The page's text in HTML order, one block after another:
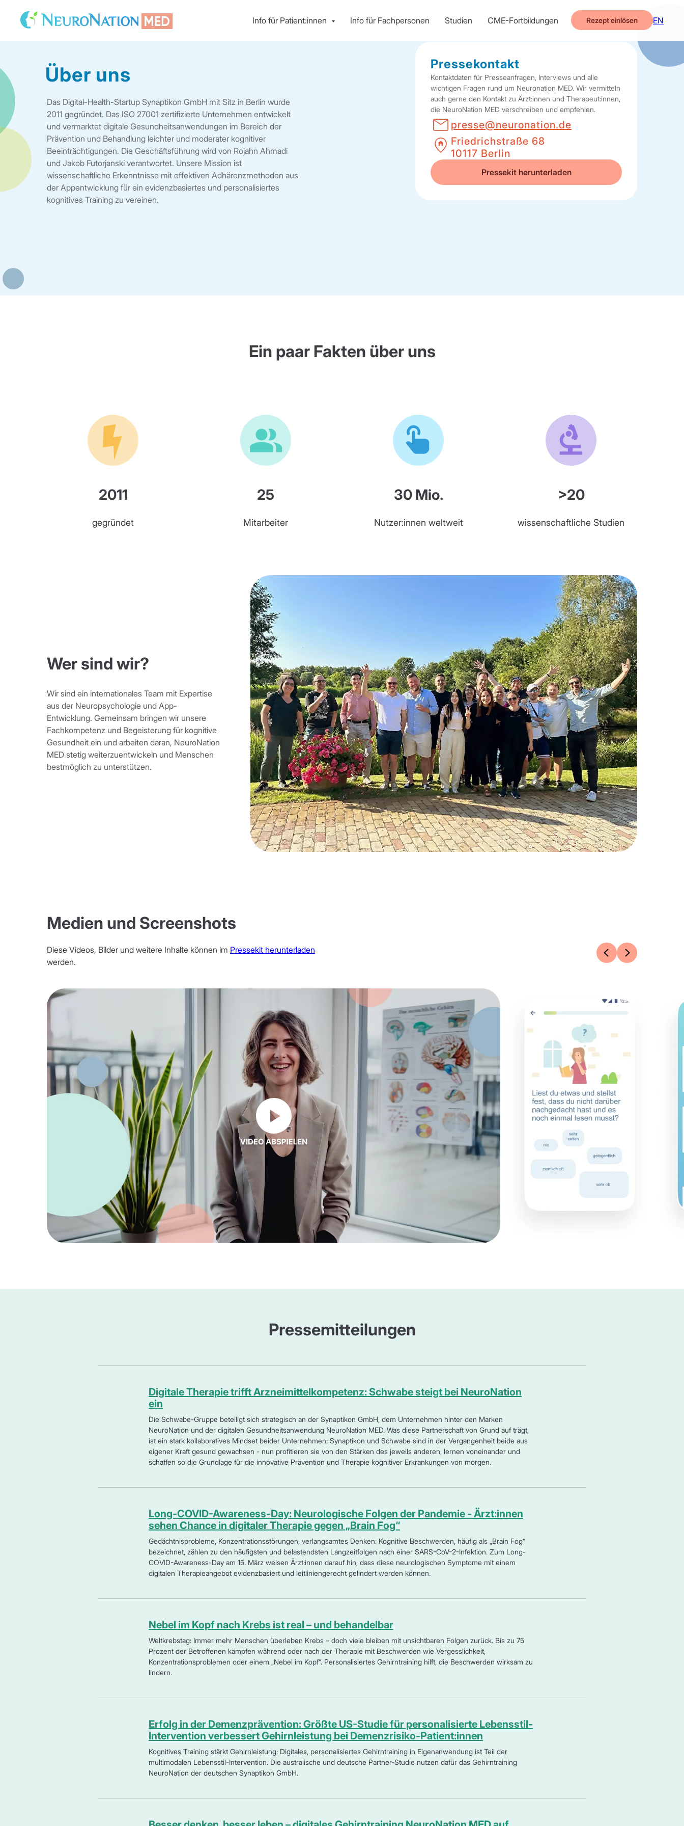
Info für Patient:innen Info für Fachpersonen Studien CME-Fortbildungen Rezept einlösen EN
Das Digital-Health-Startup Synaptikon GmbH mit Sitz in Berlin wurde
2011 gegründet. Das ISO 27001 zertifizierte Unternehmen entwickelt
und vermarktet digitale Gesundheitsanwendungen im Bereich der
Prävention und Behandlung leichter und moderater kognitiver
Beeinträchtigungen. Die Geschäftsführung wird von Rojahn Ahmadi
und Jakob Futorjanski verantwortet. Unsere Mission ist
wissenschaftliche Erkenntnisse mit effektiven Adhärenzmethoden aus
der Appentwicklung für ein evidenzbasiertes und personalisiertes
kognitives Training zu vereinen.
Über uns Pressekontakt
Kontaktdaten für Presseanfragen, Interviews und alle
wichtigen Fragen rund um Neuronation MED. Wir vermitteln
auch gerne den Kontakt zu Ärzt:innen und Therapeut:innen,
die NeuroNation MED verschreiben und empfehlen.
presse@neuronation.de
Friedrichstraße 68
10117 Berlin
Pressekit herunterladen
Ein paar Fakten über uns
2011
gegründet
25
Mitarbeiter
30 Mio.
Nutzer:innen weltweit
>20
wissenschaftliche Studien
Wer sind wir?
Wir sind ein internationales Team mit Expertise
aus der Neuropsychologie und App-
Entwicklung. Gemeinsam bringen wir unsere
Fachkompetenz und Begeisterung für kognitive
Gesundheit ein und arbeiten daran, NeuroNation
MED stetig weiterzuentwickeln und Menschen
bestmöglich zu unterstützen.
Medien und Screenshots
Diese Videos, Bilder und weitere Inhalte können im Pressekit herunterladen
werden.
Pressemitteilungen
Digitale Therapie trifft Arzneimittelkompetenz: Schwabe steigt bei NeuroNation
ein
Die Schwabe-Gruppe beteiligt sich strategisch an der Synaptikon GmbH, dem Unternehmen hinter den Marken
NeuroNation und der digitalen Gesundheitsanwendung NeuroNation MED. Was diese Partnerschaft von Grund auf trägt,
ist ein stark kollaboratives Mindset beider Unternehmen: Synaptikon und Schwabe sind in der Vergangenheit beide aus
eigener Kraft gesund gewachsen - nun profitieren sie von den Stärken des jeweils anderen, lernen voneinander und
schaffen so die Grundlage für die innovative Prävention und Therapie kognitiver Erkrankungen von morgen.
Long-COVID-Awareness-Day: Neurologische Folgen der Pandemie - Ärzt:innen
sehen Chance in digitaler Therapie gegen „Brain Fog“
Gedächtnisprobleme, Konzentrationsstörungen, verlangsamtes Denken: Kognitive Beschwerden, häufig als „Brain Fog“
bezeichnet, zählen zu den häufigsten und belastendsten Langzeitfolgen nach einer SARS-CoV-2-Infektion. Zum Long-
COVID-Awareness-Day am 15. März weisen Ärzt:innen darauf hin, dass diese neurologischen Symptome mit einem
digitalen Therapieangebot evidenzbasiert und leitliniengerecht gelindert werden können.
Nebel im Kopf nach Krebs ist real – und behandelbar
Weltkrebstag: Immer mehr Menschen überleben Krebs – doch viele bleiben mit unsichtbaren Folgen zurück. Bis zu 75
Prozent der Betroffenen kämpfen während oder nach der Therapie mit Beschwerden wie Vergesslichkeit,
Konzentrationsproblemen oder einem „Nebel im Kopf“. Personalisiertes Gehirntraining hilft, die Beschwerden wirksam zu
lindern.
Erfolg in der Demenzprävention: Größte US-Studie für personalisierte Lebensstil-
Intervention verbessert Gehirnleistung bei Demenzrisiko-Patient:innen
Kognitives Training stärkt Gehirnleistung: Digitales, personalisiertes Gehirntraining in Eigenanwendung ist Teil der
multimodalen Lebensstil-Intervention. Die australische und deutsche Partner-Studie nutzen dafür das Gehirntraining
NeuroNation der deutschen Synaptikon GmbH.